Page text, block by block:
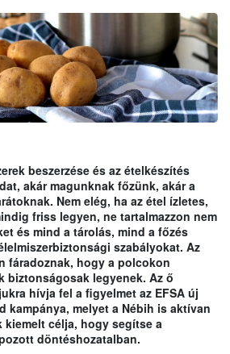
beszerzése és az ételkészítés
akár magunknak főzünk, akár a
Nem elég, ha az étel ízletes,
friss legyen, ne tartalmazzon nem
és mind a tárolás, mind a főzés
szabályokat. Az
fáradoznak, hogy a polcokon
biztonságosak legyenek. Az ő
hívja fel a figyelmet az EFSA új
kampánya, melyet a Nébih is aktívan
kiemelt célja, hogy segítse a
döntéshozatalban.